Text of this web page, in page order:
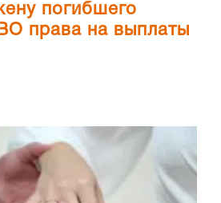
погибшего
права на выплаты